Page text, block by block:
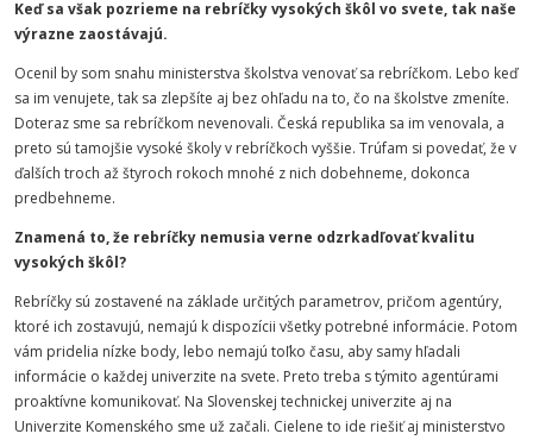
Keď sa však pozrieme na rebríčky vysokých škôl vo svete, tak naše
výrazne zaostávajú.
Ocenil by som snahu ministerstva školstva venovať sa rebríčkom. Lebo keď
sa im venujete, tak sa zlepšíte aj bez ohľadu na to, čo na školstve zmeníte.
Doteraz sme sa rebríčkom nevenovali. Česká republika sa im venovala, a
preto sú tamojšie vysoké školy v rebríčkoch vyššie. Trúfam si povedať, že v
ďalších troch až štyroch rokoch mnohé z nich dobehneme, dokonca
predbehneme.
Znamená to, že rebríčky nemusia verne odzrkadľovať kvalitu
vysokých škôl?
Rebríčky sú zostavené na základe určitých parametrov, pričom agentúry,
ktoré ich zostavujú, nemajú k dispozícii všetky potrebné informácie. Potom
vám pridelia nízke body, lebo nemajú toľko času, aby samy hľadali
informácie o každej univerzite na svete. Preto treba s týmito agentúrami
proaktívne komunikovať. Na Slovenskej technickej univerzite aj na
Univerzite Komenského sme už začali. Cielene to ide riešiť aj ministerstvo